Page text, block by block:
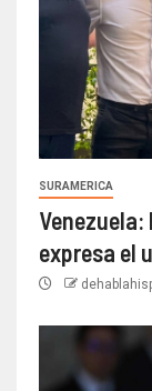
SURAMERICA
expresa el